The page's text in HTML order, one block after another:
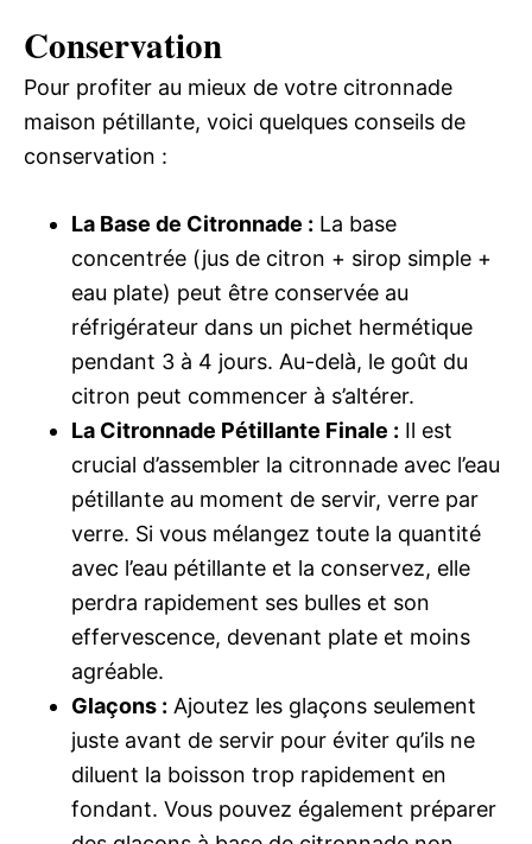
Conservation
Pour profiter au mieux de votre citronnade
maison pétillante, voici quelques conseils de
conservation :
La Base de Citronnade : La base
concentrée (jus de citron + sirop simple +
eau plate) peut être conservée au
réfrigérateur dans un pichet hermétique
pendant 3 à 4 jours. Au-delà, le goût du
citron peut commencer à s’altérer.
La Citronnade Pétillante Finale : Il est
crucial d’assembler la citronnade avec l’eau
pétillante au moment de servir, verre par
verre. Si vous mélangez toute la quantité
avec l’eau pétillante et la conservez, elle
perdra rapidement ses bulles et son
effervescence, devenant plate et moins
agréable.
Glaçons : Ajoutez les glaçons seulement
juste avant de servir pour éviter qu’ils ne
diluent la boisson trop rapidement en
fondant. Vous pouvez également préparer